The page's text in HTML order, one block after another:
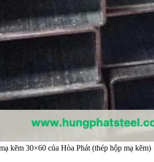
kẽm 30×60 của Hòa Phát (thép hộp mạ kẽm)